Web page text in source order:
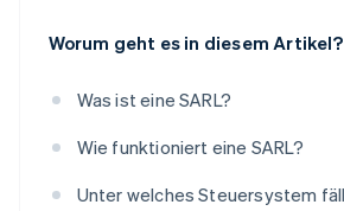
Worum geht es in diesem Artikel?
Was ist eine SARL?
Wie funktioniert eine SARL?
Unter welches Steuersystem